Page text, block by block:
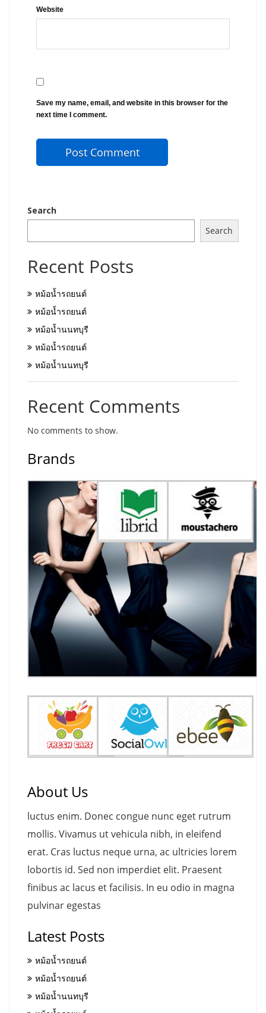
Website
Save my name, email, and website in this browser for the
next time I comment.
Search
Search
Recent Posts
หม้อน้ำรถยนต์
หม้อน้ำรถยนต์
หม้อน้ำนนทบุรี
หม้อน้ำรถยนต์
หม้อน้ำนนทบุรี
Recent Comments
No comments to show.
Brands
About Us
luctus enim. Donec congue nunc eget rutrum
mollis. Vivamus ut vehicula nibh, in eleifend
erat. Cras luctus neque urna, ac ultricies lorem
lobortis id. Sed non imperdiet elit. Praesent
finibus ac lacus et facilisis. In eu odio in magna
pulvinar egestas
Latest Posts
หม้อน้ำรถยนต์
หม้อน้ำรถยนต์
หม้อน้ำนนทบุรี